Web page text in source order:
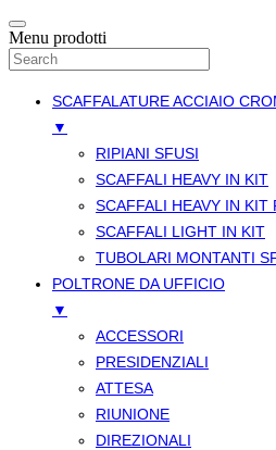
Menu prodotti
SCAFFALATURE ACCIAIO
▼
RIPIANI SFUSI
SCAFFALI HEAVY IN KIT
SCAFFALI HEAVY IN KIT
SCAFFALI LIGHT IN KIT
TUBOLARI MONTANTI
POLTRONE DA UFFICIO
▼
ACCESSORI
PRESIDENZIALI
ATTESA
RIUNIONE
DIREZIONALI